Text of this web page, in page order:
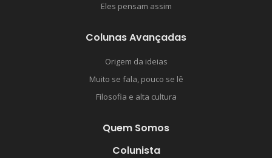
Eles pensam assim
Colunas Avançadas
Origem da ideias
Muito se fala, pouco se lê
Filosofia e alta cultura
Quem Somos
Colunista